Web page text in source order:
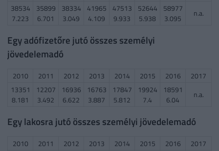
38534
7.223
35899
6.701
38334
3.049
41965
4.109
47513
9.933
52644
5.938
58977
3.095
n.a.
Egy adófizetőre jutó összes személyi
jövedelemadó
2010 2011 2012 2013 2014 2015 2016
2017
13351
8.181
12207
3.492
16936
6.622
16763
3.887
17847
5.812
19924
7.4
18591
6.04
n.a.
Egy lakosra jutó összes személyi jövedelemadó
2010 2011 2012 2013 2014 2015 2016
2017